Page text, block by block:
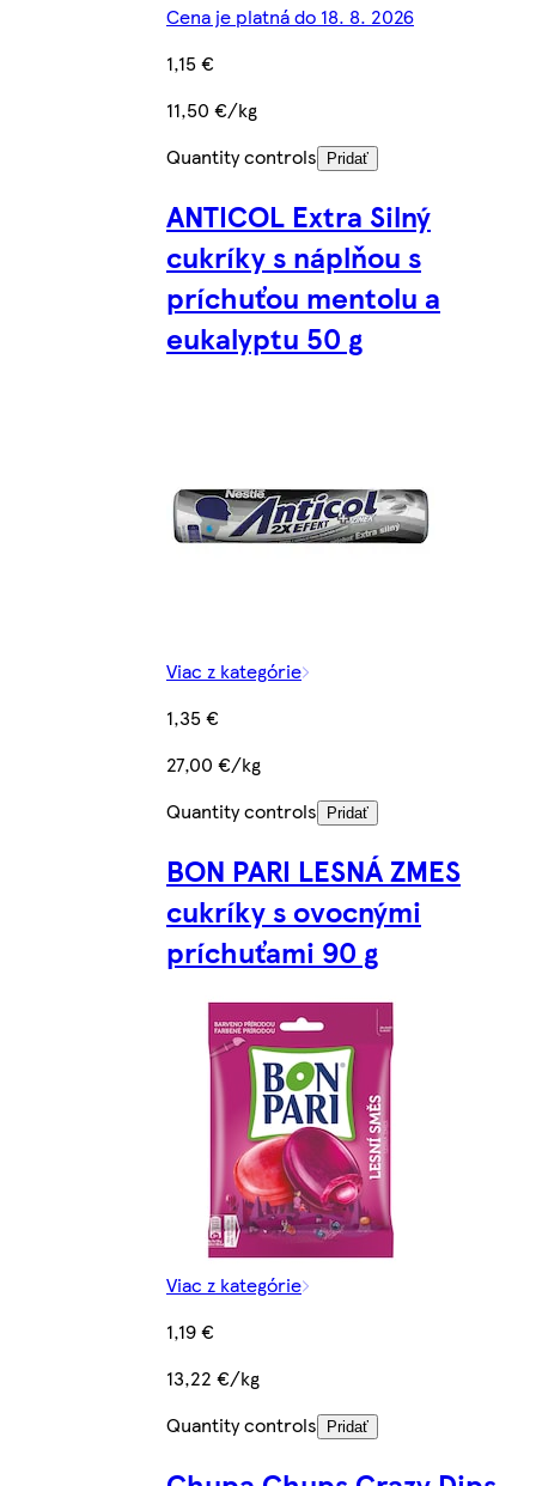
Cena je platná do 18. 8. 2026
1,15 €
11,50 €/kg
Quantity controls
Pridať
ANTICOL Extra Silný
cukríky s náplňou s
príchuťou mentolu a
eukalyptu 50 g
Viac z kategórie
1,35 €
27,00 €/kg
Quantity controls
Pridať
BON PARI LESNÁ ZMES
cukríky s ovocnými
príchuťami 90 g
Viac z kategórie
1,19 €
13,22 €/kg
Quantity controls
Pridať